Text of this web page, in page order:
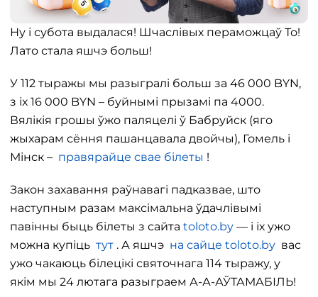
Ну і субота выдалася! Шчаслівых пераможцаў То!
Лато стала яшчэ больш!
У 112 тыражы мы разыгралі больш за 46 000 BYN,
з іх 16 000 BYN – буйнымі прызамі па 4000.
Вялікія грошы ўжо паляцелі ў Бабруйск (яго
жыхарам сёння пашанцавала двойчы), Гомель і
Мінск – правярайце свае білеты !
Закон захавання раўнавагі падказвае, што
наступным разам максімальна ўдачлівымі
павінны быць білеты з сайта toloto.by — і іх ужо
можна купіць тут . А яшчэ на сайце toloto.by вас
ужо чакаюць білецікі святочнага 114 тыражу, у
якім мы 24 лютага разыграем А-А-АЎТАМАБІЛЬ!